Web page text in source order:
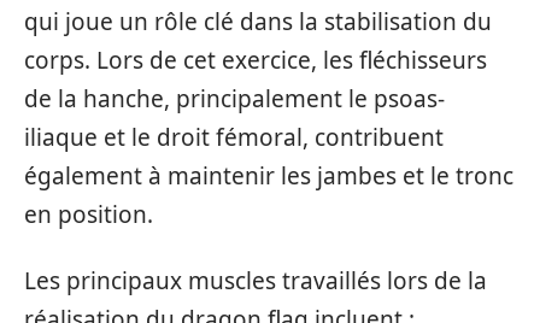
qui joue un rôle clé dans la stabilisation du
corps. Lors de cet exercice, les fléchisseurs
de la hanche, principalement le psoas-
iliaque et le droit fémoral, contribuent
également à maintenir les jambes et le tronc
en position.
Les principaux muscles travaillés lors de la